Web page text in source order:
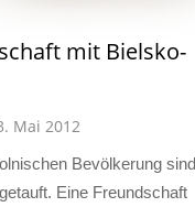
mit Bielsko-
Mai 2012
Bevölkerung sind
Eine Freundschaft